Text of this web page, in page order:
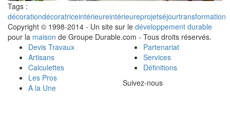
Tags :
décorationdécoratriceintérieureintérieureprojetséjourtransformation
Copyright © 1998-2014 - Un site sur le développement durable
pour la maison de Groupe Durable.com - Tous droits réservés.
Devis Travaux
Artisans
Calculettes
Les Pros
A la Une
Partenariat
Services
Définitions
Suivez-nous